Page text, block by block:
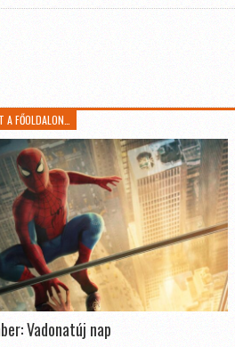
A FŐOLDALON…
Vadonatúj nap